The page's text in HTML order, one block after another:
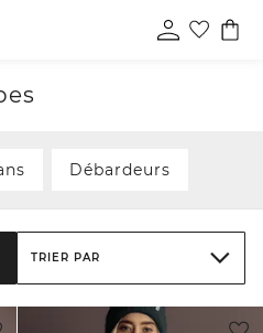
Débardeurs
TRIER PAR